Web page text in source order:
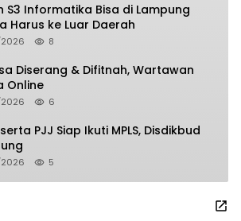
S3 Informatika Bisa di Lampung
Harus ke Luar Daerah
8
Diserang & Difitnah, Wartawan
Online
6
PJJ Siap Ikuti MPLS, Disdikbud
5